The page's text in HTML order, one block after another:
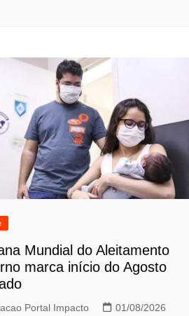
Mundial do Aleitamento
marca início do Agosto
Portal Impacto
01/08/2026